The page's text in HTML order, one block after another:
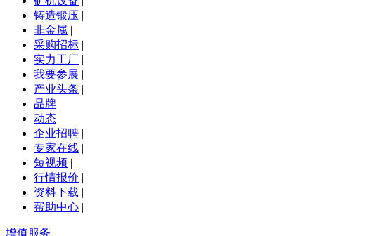
铸造锻压 |
非金属 |
采购招标 |
实力工厂 |
我要参展 |
产业头条 |
品牌 |
动态 |
企业招聘 |
专家在线 |
短视频 |
行情报价 |
资料下载 |
帮助中心 |
增值服务